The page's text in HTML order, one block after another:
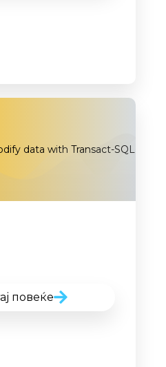
data with Transact-SQL
повеќе